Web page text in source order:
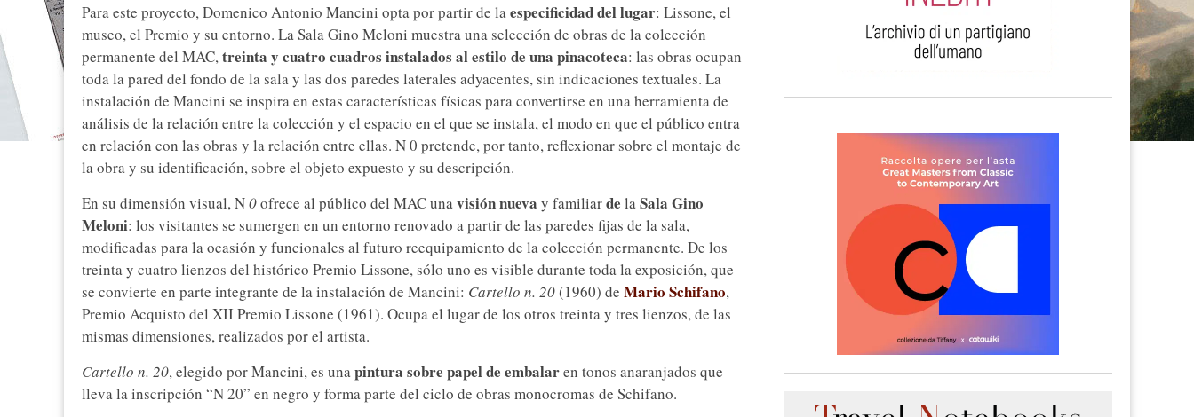
Para este proyecto, Domenico Antonio Mancini opta por partir de laespecificidad del lugar: Lissone, el
museo, el Premio y su entorno. La Sala Gino Meloni muestra una selección de obras de la colección
permanente del MAC,treinta y cuatro cuadros instalados al estilo de una pinacoteca: las obras ocupan
toda la pared del fondo de la sala y las dos paredes laterales adyacentes, sin indicaciones textuales. La
instalación de Mancini se inspira en estas características físicas para convertirse en una herramienta de
análisis de la relación entre la colección y el espacio en el que se instala, el modo en que el público entra
en relación con las obras y la relación entre ellas. N 0 pretende, por tanto, reflexionar sobre el montaje de
la obra y su identificación, sobre el objeto expuesto y su descripción.
En su dimensión visual, N0ofrece al público del MAC unavisión nueva y familiarde laSala Gino
Meloni: los visitantes se sumergen en un entorno renovado a partir de las paredes fijas de la sala,
modificadas para la ocasión y funcionales al futuro reequipamiento de la colección permanente. De los
treinta y cuatro lienzos del histórico Premio Lissone, sólo uno es visible durante toda la exposición, que
se convierte en parte integrante de la instalación de Mancini: Cartello n. 20(1960) de Mario Schifano,
Premio Acquisto del XII Premio Lissone (1961). Ocupa el lugar de los otros treinta y tres lienzos, de las
mismas dimensiones, realizados por el artista.
Cartello n. 20, elegido por Mancini, es unapintura sobre papel de embalaren tonos anaranjados que
lleva la inscripción “N 20” en negro y forma parte del ciclo de obras monocromas de Schifano.